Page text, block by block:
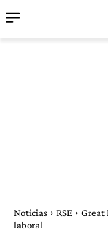
Noticias RSE
Great
laboral